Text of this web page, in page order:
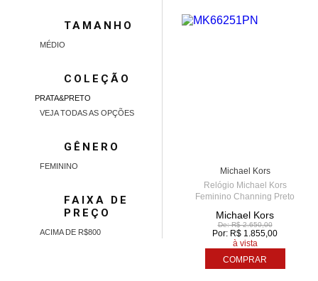
TAMANHO
MÉDIO
COLEÇÃO
PRATA&PRETO
VEJA TODAS AS OPÇÕES
GÊNERO
FEMININO
FAIXA DE
PREÇO
ACIMA DE R$800
Michael Kors
Relógio Michael Kors
Feminino Channing Preto
Michael Kors
De: R$ 2.650,00
Por: R$ 1.855,00
à vista
COMPRAR